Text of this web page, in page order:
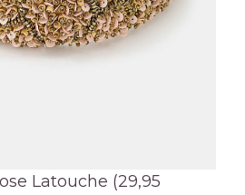
Latouche (29,95